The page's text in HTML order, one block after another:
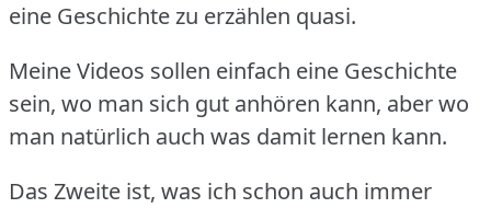
eine Geschichte zu erzählen quasi.
Meine Videos sollen einfach eine Geschichte
sein, wo man sich gut anhören kann, aber wo
man natürlich auch was damit lernen kann.
Das Zweite ist, was ich schon auch immer